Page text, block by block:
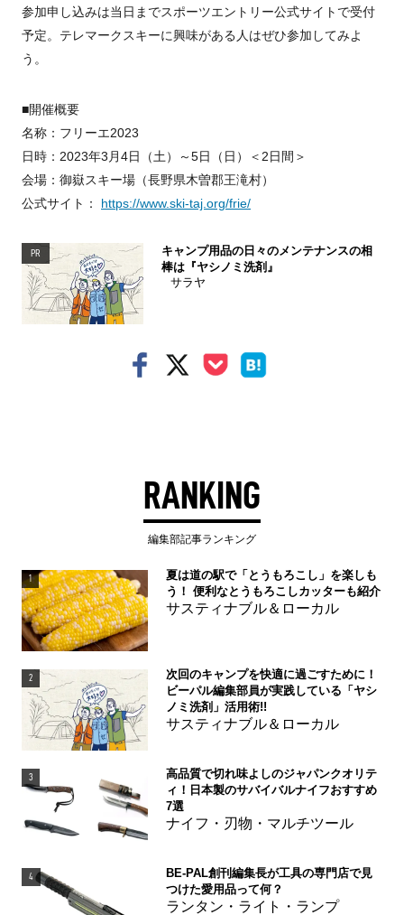
参加申し込みは当日までスポーツエントリー公式サイトで受付
予定。テレマークスキーに興味がある人はぜひ参加してみよ
う。
■開催概要
名称：フリーエ2023
日時：2023年3月4日（土）～5日（日）＜2日間＞
会場：御嶽スキー場（長野県木曽郡王滝村）
公式サイト： https://www.ski-taj.org/frie/
PR
キャンプ用品の日々のメンテナンスの相
棒は『ヤシノミ洗剤』
サラヤ
RANKING
編集部記事ランキング
1
夏は道の駅で「とうもろこし」を楽しも
う！ 便利なとうもろこしカッターも紹介
サスティナブル＆ローカル
2
次回のキャンプを快適に過ごすために！
ビーパル編集部員が実践している「ヤシ
ノミ洗剤」活用術!!
サスティナブル＆ローカル
3
高品質で切れ味よしのジャパンクオリテ
ィ！日本製のサバイバルナイフおすすめ
7選
ナイフ・刃物・マルチツール
4
BE-PAL創刊編集長が工具の専門店で見
つけた愛用品って何？
ランタン・ライト・ランプ